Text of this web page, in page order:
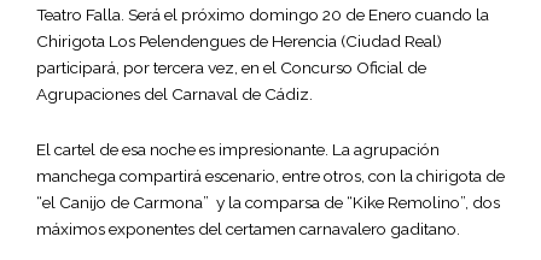
Teatro Falla. Será el próximo domingo 20 de Enero cuando la
Chirigota Los Pelendengues de Herencia (Ciudad Real)
participará, por tercera vez, en el Concurso Oficial de
Agrupaciones del Carnaval de Cádiz.
El cartel de esa noche es impresionante. La agrupación
manchega compartirá escenario, entre otros, con la chirigota de
“el Canijo de Carmona” y la comparsa de “Kike Remolino”, dos
máximos exponentes del certamen carnavalero gaditano.